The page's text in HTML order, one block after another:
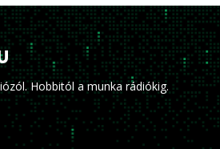
Hobbitól a munka rádiókig.